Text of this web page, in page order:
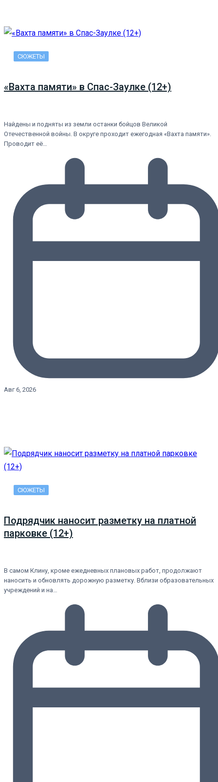
СЮЖЕТЫ
«Вахта памяти» в Спас-Заулке (12+)
Найдены и подняты из земли останки бойцов Великой
Отечественной войны. В округе проходит ежегодная «Вахта памяти».
Проводит её…
Авг 6, 2026
СЮЖЕТЫ
Подрядчик наносит разметку на платной
парковке (12+)
В самом Клину, кроме ежедневных плановых работ, продолжают
наносить и обновлять дорожную разметку. Вблизи образовательных
учреждений и на…